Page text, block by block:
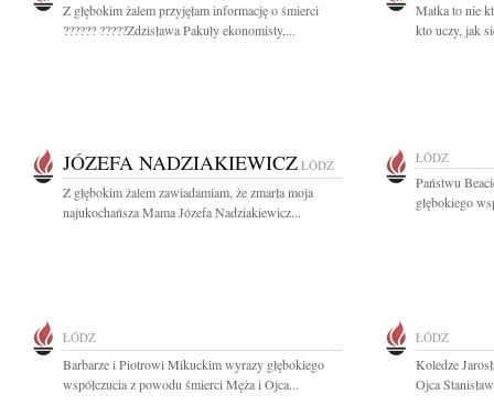
Z głębokim żalem przyjęłam informację o śmierci
?????? ?????Zdzisława Pakuły ekonomisty,...
Matka to nie
kto uczy, jak
JÓZEFA NADZIAKIEWICZ ŁÓDŹ
Z głębokim żalem zawiadamiam, że zmarła moja
najukochańsza Mama Józefa Nadziakiewicz...
ŁÓDŹ
Państwu
głębokiego
ŁÓDŹ
Barbarze i Piotrowi Mikuckim wyrazy głębokiego
współczucia z powodu śmierci Męża i Ojca...
ŁÓDŹ
Koledze
Ojca